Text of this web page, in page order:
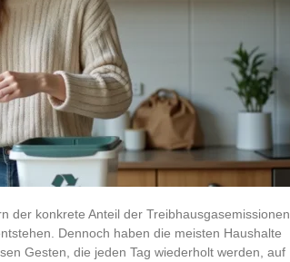
der konkrete Anteil der Treibhausgasemissionen,
Dennoch haben die meisten Haushalte
Gesten, die jeden Tag wiederholt werden, auf